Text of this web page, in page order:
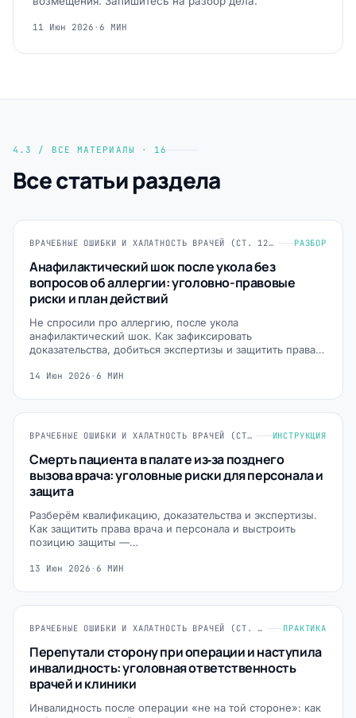
11 Июн 2026 · 6 МИН
4.3 / ВСЕ МАТЕРИАЛЫ · 16
Все статьи раздела
ВРАЧЕБНЫЕ ОШИБКИ И ХАЛАТНОСТЬ ВРАЧЕЙ (СТ. 124, 235, 293 УК РФ) РАЗБОР
Анафилактический шок после укола без
вопросов об аллергии: уголовно-правовые
риски и план действий
Не спросили про аллергию, после укола
анафилактический шок. Как зафиксировать
доказательства, добиться экспертизы и защитить права…
14 Июн 2026 · 6 МИН
ВРАЧЕБНЫЕ ОШИБКИ И ХАЛАТНОСТЬ ВРАЧЕЙ (СТ. 124, 235, 293 УК РФ) ИНСТРУКЦИЯ
Смерть пациента в палате из‑за позднего
вызова врача: уголовные риски для персонала и
защита
Разберём квалификацию, доказательства и экспертизы.
Как защитить права врача и персонала и выстроить
позицию защиты —…
13 Июн 2026 · 6 МИН
ВРАЧЕБНЫЕ ОШИБКИ И ХАЛАТНОСТЬ ВРАЧЕЙ (СТ. 124, 235, 293 УК РФ) ПРАКТИКА
Перепутали сторону при операции и наступила
инвалидность: уголовная ответственность
врачей и клиники
Инвалидность после операции «не на той стороне»: как